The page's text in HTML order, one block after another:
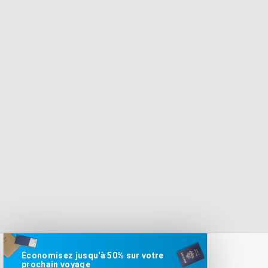
Économisez jusqu'à 50% sur votre
prochain voyage